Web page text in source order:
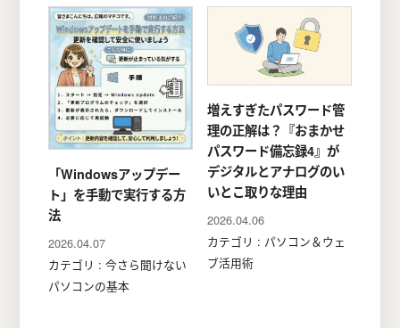
「Windowsアップデー
ト」を手動で実行する方
法
2026.04.07
カテゴリ : 今さら聞けない
パソコンの基本
増えすぎたパスワード管
理の正解は？『おまかせ
パスワード備忘録4』が
デジタルとアナログのい
いとこ取りな理由
2026.04.06
カテゴリ : パソコン＆ウェ
ブ活用術